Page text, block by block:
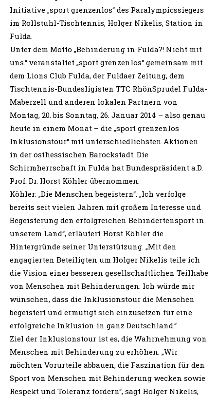
Initiative „sport grenzenlos“ des Paralympicssiegers
im Rollstuhl-Tischtennis, Holger Nikelis, Station in
Fulda.
Unter dem Motto „Behinderung in Fulda?! Nicht mit
uns.“ veranstaltet „sport grenzenlos“ gemeinsam mit
dem Lions Club Fulda, der Fuldaer Zeitung, dem
Tischtennis-Bundesligisten TTC RhönSprudel Fulda-
Maberzell und anderen lokalen Partnern von
Montag, 20. bis Sonntag, 26. Januar 2014 – also genau
heute in einem Monat – die „sport grenzenlos
Inklusionstour“ mit unterschiedlichsten Aktionen
in der osthessischen Barockstadt. Die
Schirmherrschaft in Fulda hat Bundespräsident a.D.
Prof. Dr. Horst Köhler übernommen.
Köhler: „Die Menschen begeistern“. „Ich verfolge
bereits seit vielen Jahren mit großem Interesse und
Begeisterung den erfolgreichen Behindertensport in
unserem Land“, erläutert Horst Köhler die
Hintergründe seiner Unterstützung. „Mit den
engagierten Beteiligten um Holger Nikelis teile ich
die Vision einer besseren gesellschaftlichen Teilhabe
von Menschen mit Behinderungen. Ich würde mir
wünschen, dass die Inklusionstour die Menschen
begeistert und ermutigt sich einzusetzen für eine
erfolgreiche Inklusion in ganz Deutschland.“
Ziel der Inklusionstour ist es, die Wahrnehmung von
Menschen mit Behinderung zu erhöhen. „Wir
möchten Vorurteile abbauen, die Faszination für den
Sport von Menschen mit Behinderung wecken sowie
Respekt und Toleranz fördern“, sagt Holger Nikelis,